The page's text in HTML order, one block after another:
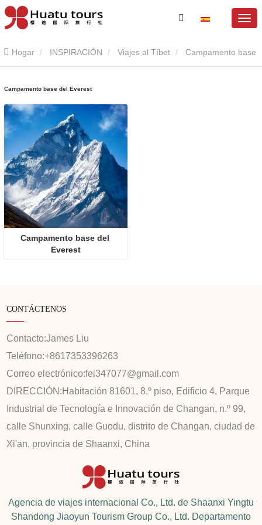
Hogar INSPIRACIÓN Viajes al Tíbet
Campamento base del Everest
Campamento base del
Everest
CONTÁCTENOS
Contacto:James Liu
Teléfono:+8617353396263
Correo electrónico:fei347077@gmail.com
DIRECCIÓN: Habitación 81601, 8.º piso, Edificio 4, Parque
Industrial de Tecnología e Innovación de Changan, n.º 99,
calle Shunxing, calle Guodu, distrito de Changan, ciudad de
Xi'an, provincia de Shaanxi, China
Agencia de viajes internacional Co., Ltd. de Shaanxi Yingtu
Shandong Jiaoyun Tourism Group Co., Ltd. Departamento